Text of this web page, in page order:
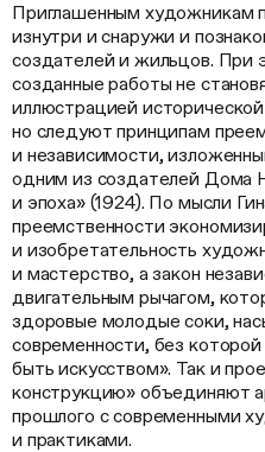
Приглашенным художникам
изнутри и снаружи и
создателей и жильцов. При
созданные работы не
иллюстрацией
но следуют принципам
и независимости,
одним из создателей Дома
и эпоха» (1924). По мысли
преемственности
и изобретательность
и мастерство, а закон
двигательным рычагом,
здоровые молодые соки,
современности, без
быть искусством». Так и
конструкцию» объединяют
прошлого с современными
и практиками.